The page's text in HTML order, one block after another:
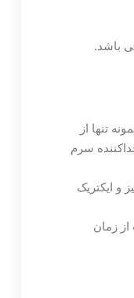
باشد.
تنها از
سرم
و ایکتریک
از ۲ ساعت از زمان